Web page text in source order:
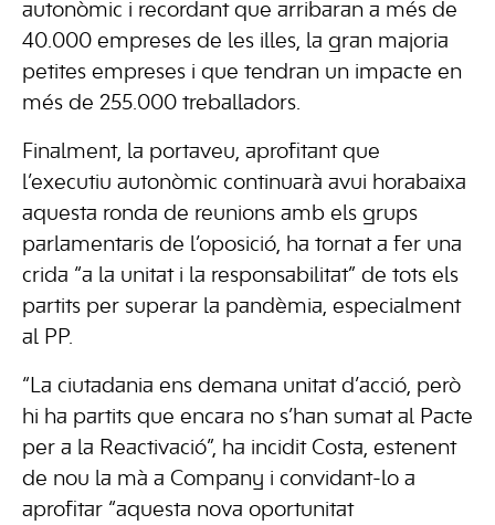
autonòmic i recordant que arribaran a més de
40.000 empreses de les illes, la gran majoria
petites empreses i que tendran un impacte en
més de 255.000 treballadors.
Finalment, la portaveu, aprofitant que
l’executiu autonòmic continuarà avui horabaixa
aquesta ronda de reunions amb els grups
parlamentaris de l’oposició, ha tornat a fer una
crida “a la unitat i la responsabilitat” de tots els
partits per superar la pandèmia, especialment
al PP.
“La ciutadania ens demana unitat d’acció, però
hi ha partits que encara no s’han sumat al Pacte
per a la Reactivació”, ha incidit Costa, estenent
de nou la mà a Company i convidant-lo a
aprofitar “aquesta nova oportunitat